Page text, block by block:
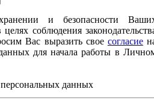
и безопасности
соблюдения
Вас выразить свое согласие
для начала работы в
данных